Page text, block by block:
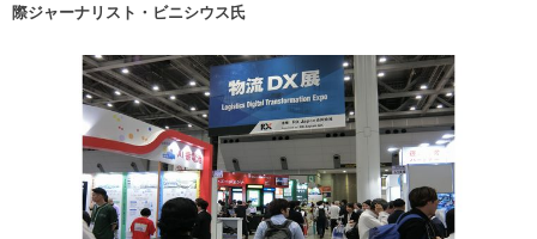
際ジャーナリスト・ビニシウス氏